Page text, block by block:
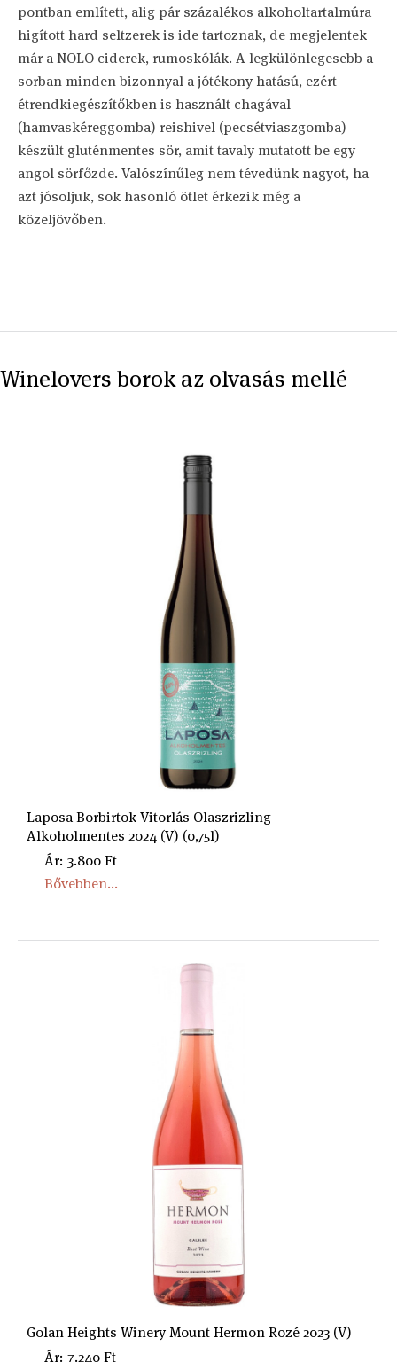
pontban említett, alig pár százalékos alkoholtartalmúra
higított hard seltzerek is ide tartoznak, de megjelentek
már a NOLO ciderek, rumoskólák. A legkülönlegesebb a
sorban minden bizonnyal a jótékony hatású, ezért
étrendkiegészítőkben is használt chagával
(hamvaskéreggomba) reishivel (pecsétviaszgomba)
készült gluténmentes sör, amit tavaly mutatott be egy
angol sörfőzde. Valószínűleg nem tévedünk nagyot, ha
azt jósoljuk, sok hasonló ötlet érkezik még a
közeljövőben.
Winelovers borok az olvasás mellé
Laposa Borbirtok Vitorlás Olaszrizling
Alkoholmentes 2024 (V) (0,75l)
Ár: 3.800 Ft
Bővebben...
Golan Heights Winery Mount Hermon Rozé 2023 (V)
Ár: 7.240 Ft